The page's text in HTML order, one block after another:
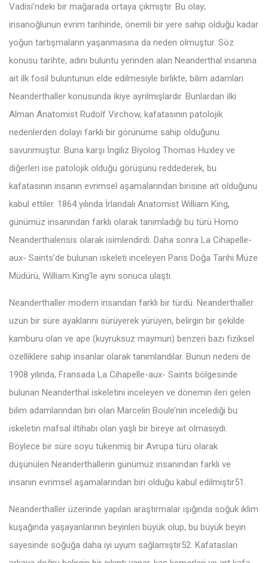
Vadisi’ndeki bir mağarada ortaya çıkmıştır. Bu olay;
insanoğlunun evrim tarihinde, önemli bir yere sahip olduğu kadar
yoğun tartışmaların yaşanmasına da neden olmuştur. Söz
konusu tarihte, adını buluntu yerinden alan Neanderthal insanına
ait ilk fosil buluntunun elde edilmesiyle birlikte, bilim adamları
Neanderthaller konusunda ikiye ayrılmışlardır. Bunlardan ilki
Alman Anatomist Rudolf Virchow, kafatasının patolojik
nedenlerden dolayı farklı bir görünüme sahip olduğunu
savunmuştur. Buna karşı İngiliz Biyolog Thomas Huxley ve
diğerleri ise patolojik olduğu görüşünü reddederek, bu
kafatasının insanın evrimsel aşamalarından birisine ait olduğunu
kabul ettiler. 1864 yılında İrlandalı Anatomist William King,
günümüz insanından farklı olarak tanımladığı bu türü Homo
Neanderthalensis olarak isimlendirdi. Daha sonra La Cihapelle-
aux- Saints’de bulunan iskeleti inceleyen Paris Doğa Tarihi Müze
Müdürü, William King’le aynı sonuca ulaştı.
Neanderthaller modern insandan farklı bir türdü. Neanderthaller
uzun bir süre ayaklarını sürüyerek yürüyen, belirgin bir şekilde
kamburu olan ve ape (kuyruksuz maymun) benzeri bazı fiziksel
özelliklere sahip insanlar olarak tanımlandılar. Bunun nedeni de
1908 yılında, Fransada La Cihapelle-aux- Saints bölgesinde
bulunan Neanderthal iskeletini inceleyen ve dönemin ileri gelen
bilim adamlarından biri olan Marcelin Boule’nin incelediği bu
iskeletin mafsal iltihabı olan yaşlı bir bireye ait olmasıydı.
Böylece bir süre soyu tükenmiş bir Avrupa türü olarak
düşünülen Neanderthallerin günümüz insanından farklı ve
insanın evrimsel aşamalarından biri olduğu kabul edilmiştir51.
Neanderthaller üzerinde yapılan araştırmalar ışığında soğuk iklim
kuşağında yaşayanlarının beyinleri büyük olup, bu büyük beyin
sayesinde soğuğa daha iyi uyum sağlamıştır52. Kafatasları